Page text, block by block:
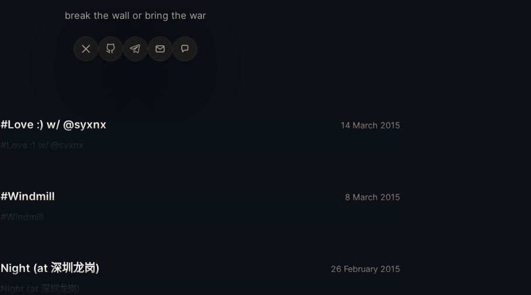
break the wall or bring the war
X GitHubTelegram
Email Phone
#Love :) w/ @syxnx 14 March 2015
#Love :) w/ @syxnx
#Windmill 8 March 2015
#Windmill
Night (at 深圳龙岗) 26 February 2015
Night (at 深圳龙岗)